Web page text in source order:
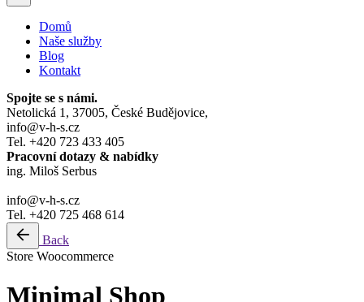
Domů
Naše služby
Blog
Kontakt
Spojte se s námi.
Netolická 1, 37005, České Budějovice,
info@v-h-s.cz
Tel. +420 723 433 405
Pracovní dotazy & nabídky
ing. Miloš Serbus
info@v-h-s.cz
Tel. +420 725 468 614
Back
Store Woocommerce
Minimal Shop